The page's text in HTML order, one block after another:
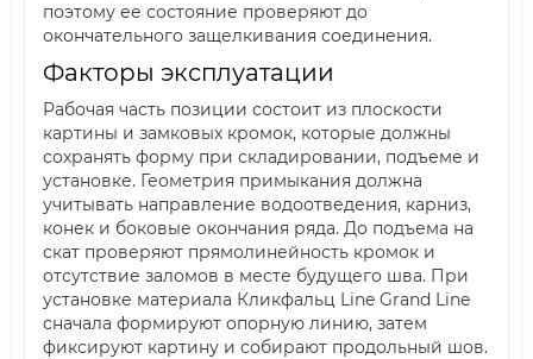
поэтому ее состояние проверяют до
окончательного защелкивания соединения.
Факторы эксплуатации
Рабочая часть позиции состоит из плоскости
картины и замковых кромок, которые должны
сохранять форму при складировании, подъеме и
установке. Геометрия примыкания должна
учитывать направление водоотведения, карниз,
конек и боковые окончания ряда. До подъема на
скат проверяют прямолинейность кромок и
отсутствие заломов в месте будущего шва. При
установке материала Кликфальц Line Grand Line
сначала формируют опорную линию, затем
фиксируют картину и собирают продольный шов.